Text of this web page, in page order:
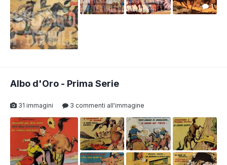
1
Albo d'Oro - Prima Serie
31 immagini 3 commenti all'immagine